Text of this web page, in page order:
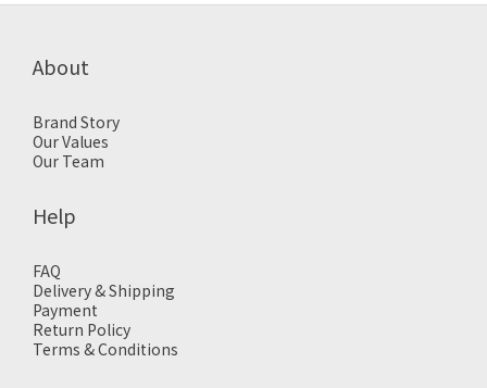
About
Brand Story
Our Values
Our Team
Help
FAQ
Delivery & Shipping
Payment
Return Policy
Terms & Conditions